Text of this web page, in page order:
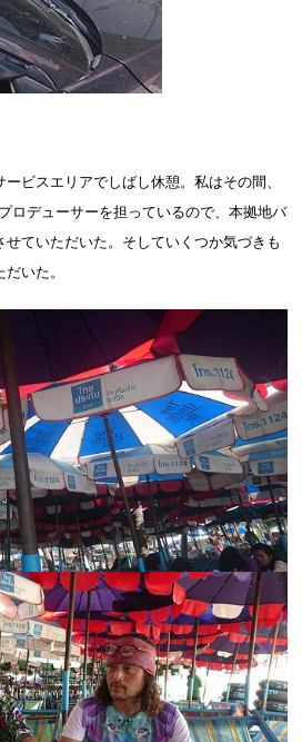
ビスエリアでしばし休憩。私はその間、
ロデューサーを担っているので、本拠地バ
ていただいた。そしていくつか気づきも
いた。